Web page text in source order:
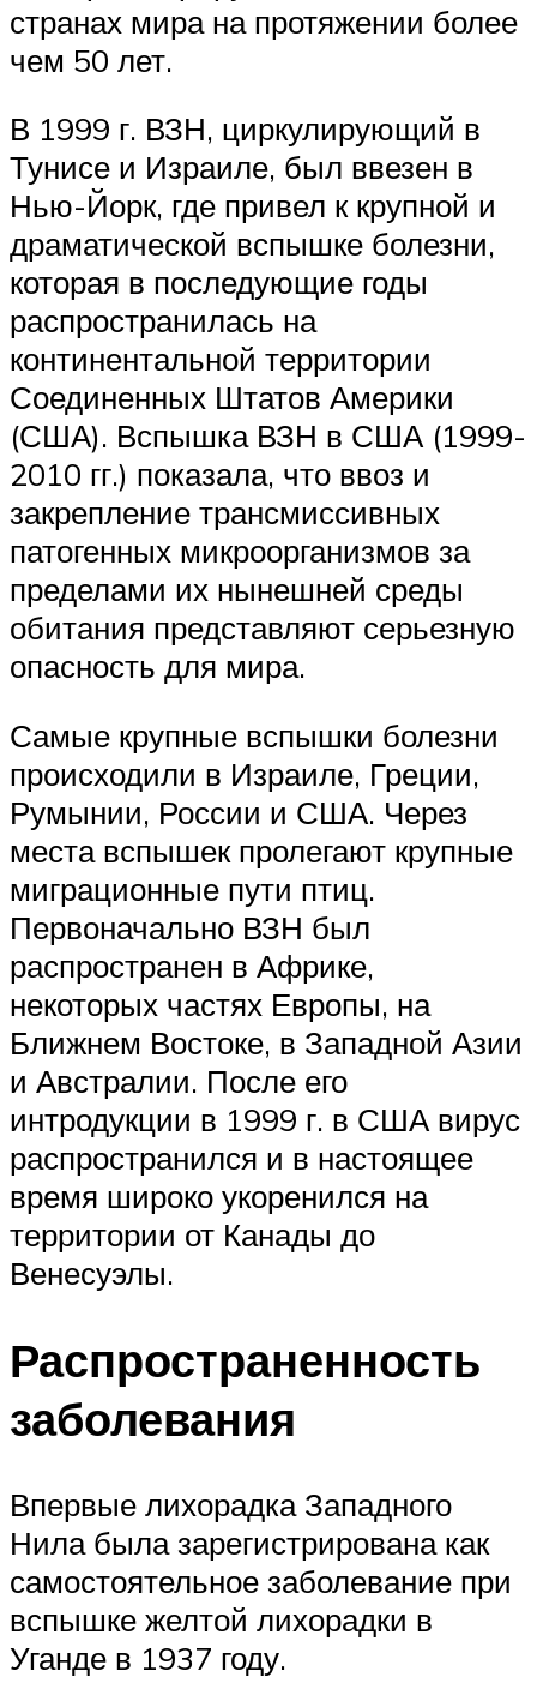
странах мира на протяжении более
чем 50 лет.
В 1999 г. ВЗН, циркулирующий в
Тунисе и Израиле, был ввезен в
Нью-Йорк, где привел к крупной и
драматической вспышке болезни,
которая в последующие годы
распространилась на
континентальной территории
Соединенных Штатов Америки
(США). Вспышка ВЗН в США (1999-
2010 гг.) показала, что ввоз и
закрепление трансмиссивных
патогенных микроорганизмов за
пределами их нынешней среды
обитания представляют серьезную
опасность для мира.
Самые крупные вспышки болезни
происходили в Израиле, Греции,
Румынии, России и США. Через
места вспышек пролегают крупные
миграционные пути птиц.
Первоначально ВЗН был
распространен в Африке,
некоторых частях Европы, на
Ближнем Востоке, в Западной Азии
и Австралии. После его
интродукции в 1999 г. в США вирус
распространился и в настоящее
время широко укоренился на
территории от Канады до
Венесуэлы.
Распространенность
заболевания
Впервые лихорадка Западного
Нила была зарегистрирована как
самостоятельное заболевание при
вспышке желтой лихорадки в
Уганде в 1937 году.